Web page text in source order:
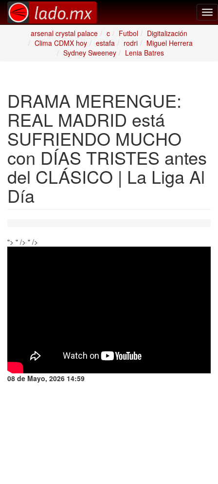
arsenal crystal palace
c Futbol
Digitalización
Clima CDMX hoy
estafa rodri
Miguel Herrera
Sydney Sweeney
Lenia Batres
DRAMA MERENGUE:
REAL MADRID está
SUFRIENDO MUCHO
con DÍAS TRISTES antes
del CLÁSICO | La Liga Al
Día
"> " /> " />
08 de Mayo, 2026 14:59